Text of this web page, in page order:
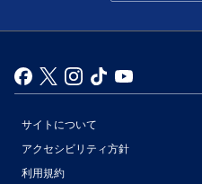
サイトについて
アクセシビリティ方針
利用規約